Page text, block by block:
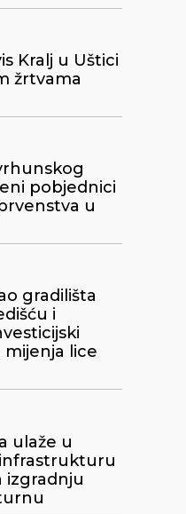
Kralj u Uštici
žrtvama
pobjednici
u
gradilišta
i
lice
ulaže u
izgradnju